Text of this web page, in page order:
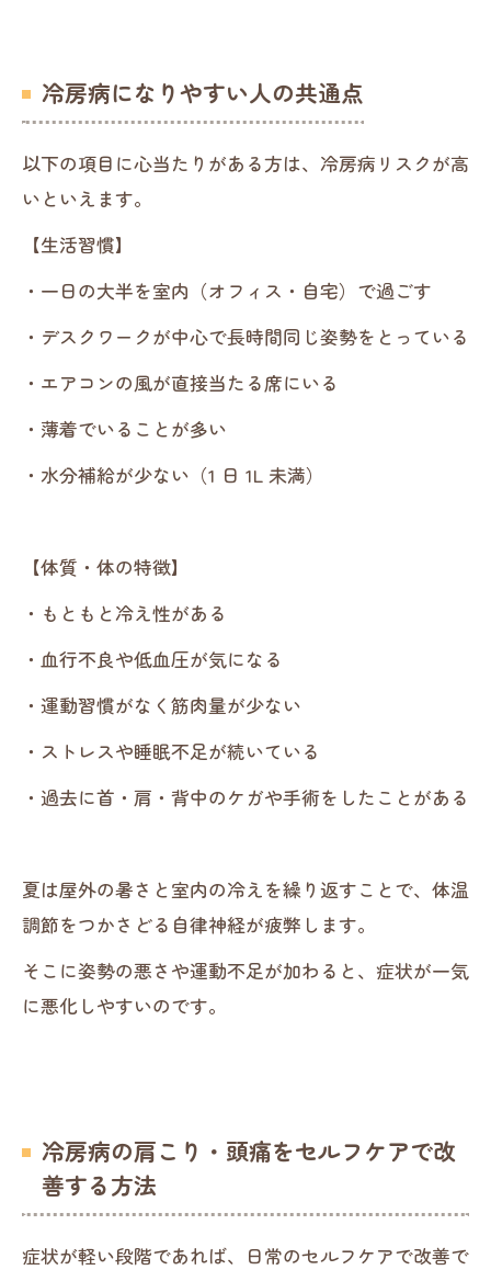
冷房病になりやすい人の共通点
以下の項目に心当たりがある方は、冷房病リスクが高
いといえます。
【生活習慣】
・一日の大半を室内（オフィス・自宅）で過ごす
・デスクワークが中心で長時間同じ姿勢をとっている
・エアコンの風が直接当たる席にいる
・薄着でいることが多い
・水分補給が少ない（1 日 1L 未満）
【体質・体の特徴】
・もともと冷え性がある
・血行不良や低血圧が気になる
・運動習慣がなく筋肉量が少ない
・ストレスや睡眠不足が続いている
・過去に首・肩・背中のケガや手術をしたことがある
夏は屋外の暑さと室内の冷えを繰り返すことで、体温
調節をつかさどる自律神経が疲弊します。
そこに姿勢の悪さや運動不足が加わると、症状が一気
に悪化しやすいのです。
冷房病の肩こり・頭痛をセルフケアで改
善する方法
症状が軽い段階であれば、日常のセルフケアで改善で